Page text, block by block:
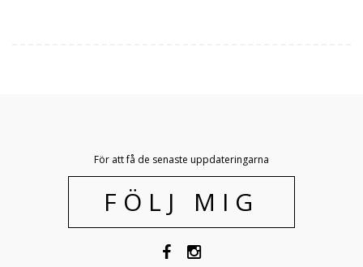
För att få de senaste uppdateringarna
FÖLJ MIG